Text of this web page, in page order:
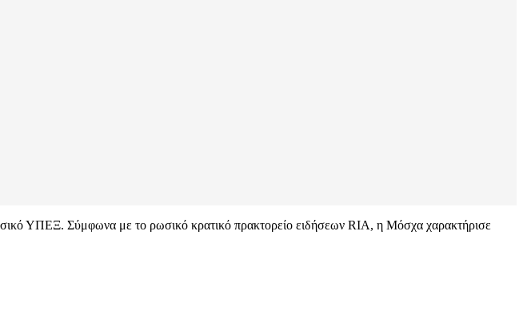
ΥΠΕΞ. Σύμφωνα με το ρωσικό κρατικό πρακτορείο ειδήσεων RIA, η Μόσχα χαρακτήρισε